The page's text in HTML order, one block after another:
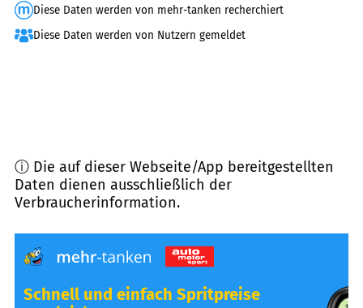
Diese Daten werden von mehr-tanken recherchiert
Diese Daten werden von Nutzern gemeldet
ⓘ Die auf dieser Webseite/App bereitgestellten
Daten dienen ausschließlich der
Verbraucherinformation.
Schnell und einfach Spritpreise